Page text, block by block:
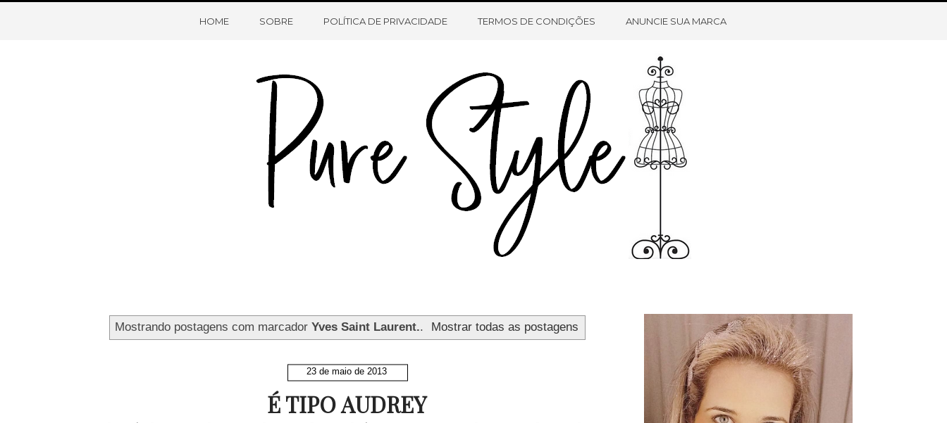
HOME SOBRE O BLOG CONTATO
HOME SOBRE POLÍTICA DE PRIVACIDADE TERMOS DE CONDIÇÕES ANUNCIE SUA MARCA
Mostrando postagens com marcador Yves Saint Laurent.. Mostrar todas as postagens
23 de maio de 2013
É TIPO AUDREY